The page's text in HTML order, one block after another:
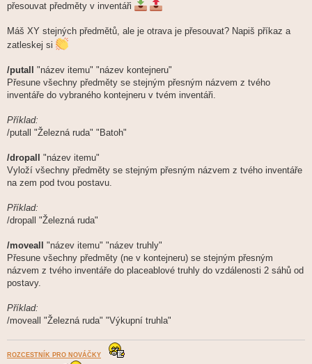
přesouvat předměty v inventáři
Máš XY stejných předmětů, ale je otrava je přesouvat? Napiš příkaz a
zatleskej si
/putall
"název itemu" "název kontejneru"
Přesune všechny předměty se stejným přesným názvem z tvého
inventáře do vybraného kontejneru v tvém inventáři.
Příklad:
/putall "Železná ruda" "Batoh"
/dropall
"název itemu"
Vyloží všechny předměty se stejným přesným názvem z tvého inventáře
na zem pod tvou postavu.
Příklad:
/dropall "Železná ruda"
/moveall
"název itemu" "název truhly"
Přesune všechny předměty (ne v kontejneru) se stejným přesným
názvem z tvého inventáře do placeablové truhly do vzdálenosti 2 sáhů od
postavy.
Příklad:
/moveall "Železná ruda" "Výkupní truhla"
ROZCESTNÍK PRO NOVÁČKY